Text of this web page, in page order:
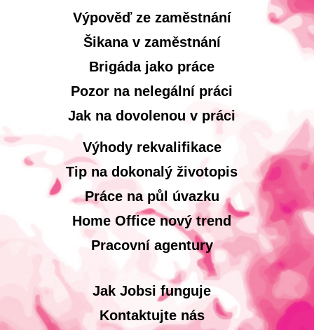
Výpověď ze zaměstnání
Šikana v zaměstnání
Brigáda jako práce
Pozor na nelegální práci
Jak na dovolenou v práci
Výhody rekvalifikace
Tip na dokonalý životopis
Práce na půl úvazku
Home Office nový trend
Pracovní agentury
Jak Jobsi funguje
Kontaktujte nás